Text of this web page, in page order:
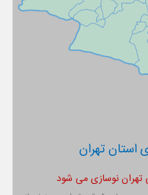
استان تهران
تهران نوسازی می شود